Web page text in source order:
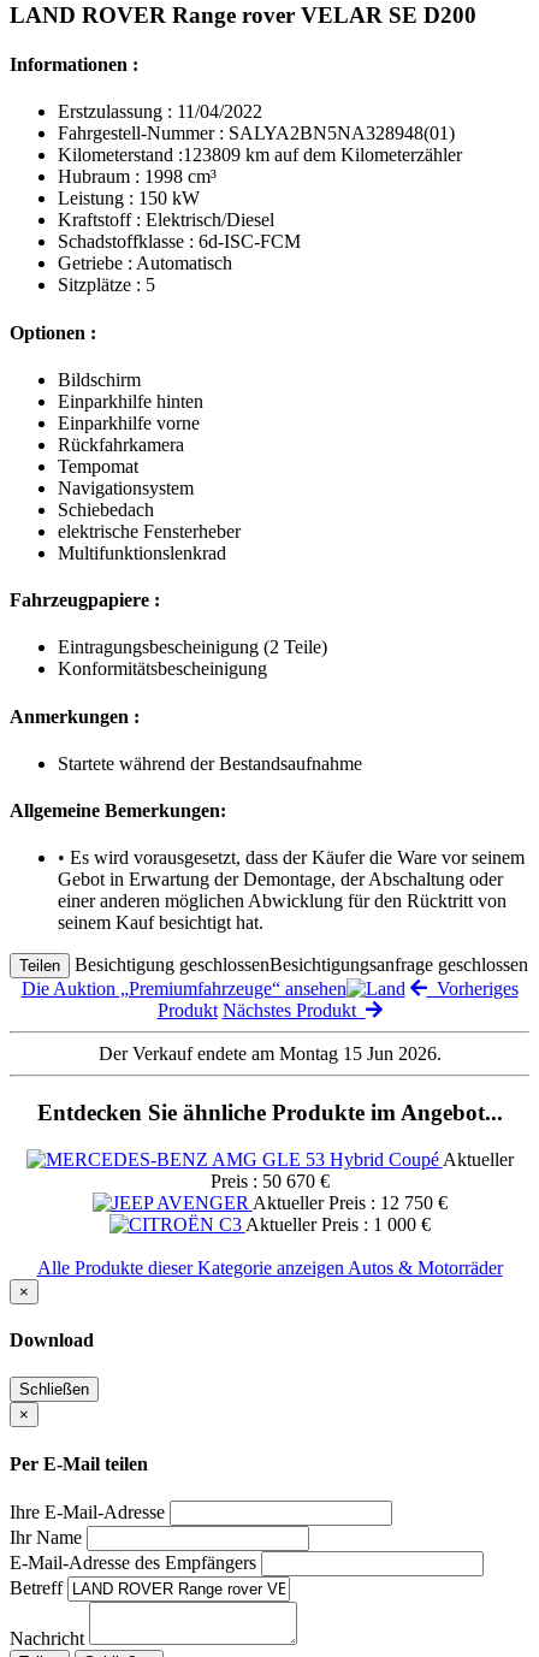
LAND ROVER Range rover VELAR SE D200
Informationen :
Erstzulassung : 11/04/2022
Fahrgestell-Nummer : SALYA2BN5NA328948(01)
Kilometerstand :123809 km auf dem Kilometerzähler
Hubraum : 1998 cm³
Leistung : 150 kW
Kraftstoff : Elektrisch/Diesel
Schadstoffklasse : 6d-ISC-FCM
Getriebe : Automatisch
Sitzplätze : 5
Optionen :
Bildschirm
Einparkhilfe hinten
Einparkhilfe vorne
Rückfahrkamera
Tempomat
Navigationsystem
Schiebedach
elektrische Fensterheber
Multifunktionslenkrad
Fahrzeugpapiere :
Eintragungsbescheinigung (2 Teile)
Konformitätsbescheinigung
Anmerkungen :
Startete während der Bestandsaufnahme
Allgemeine Bemerkungen:
• Es wird vorausgesetzt, dass der Käufer die Ware vor seinem
Gebot in Erwartung der Demontage, der Abschaltung oder
einer anderen möglichen Abwicklung für den Rücktritt von
seinem Kauf besichtigt hat.
Teilen Besichtigung geschlossenBesichtigungsanfrage geschlossen
Die Auktion „Premiumfahrzeuge“ ansehen
Vorheriges
Produkt Nächstes Produkt
Der Verkauf endete am Montag 15 Jun 2026.
Entdecken Sie ähnliche Produkte im Angebot...
Aktueller
Preis : 50 670 €
Aktueller Preis : 12 750 €
Aktueller Preis : 1 000 €
Alle Produkte dieser Kategorie anzeigen Autos & Motorräder
×
Download
Schließen
×
Per E-Mail teilen
Ihre E-Mail-Adresse
Ihr Name
E-Mail-Adresse des Empfängers
Betreff
Nachricht